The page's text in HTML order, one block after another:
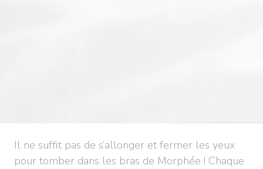
Il ne suffit pas de s’allonger et fermer les yeux
pour tomber dans les bras de Morphée ! Chaque